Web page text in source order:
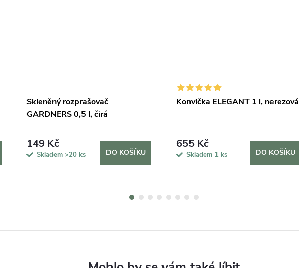
Skleněný rozprašovač
GARDNERS 0,5 l, čirá
149 Kč
Skladem >20 ks DO KOŠÍKU
Konvička ELEGANT 1 l, nerezová
655 Kč
Skladem 1 ks DO KOŠÍKU